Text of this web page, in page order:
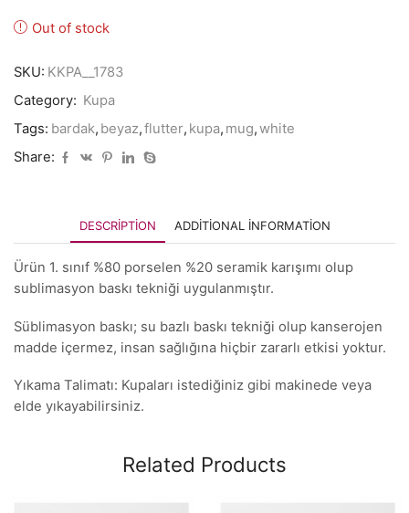
Out of stock
SKU: KKPA__1783
Category: Kupa
Tags: bardak, beyaz,flutter, kupa, mug,white
Share:
DESCRIPTION ADDITIONAL INFORMATION
Ürün 1. sınıf %80 porselen %20 seramik karışımı olup
sublimasyon baskı tekniği uygulanmıştır.
Süblimasyon baskı; su bazlı baskı tekniği olup kanserojen
madde içermez, insan sağlığına hiçbir zararlı etkisi yoktur.
Yıkama Talimatı: Kupaları istediğiniz gibi makinede veya
elde yıkayabilirsiniz.
Related Products